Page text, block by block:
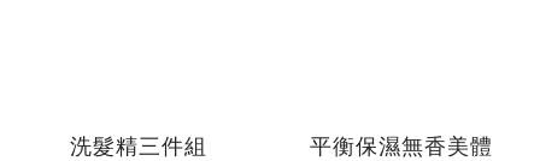
洗髮精三件組
平衡保濕無香美體